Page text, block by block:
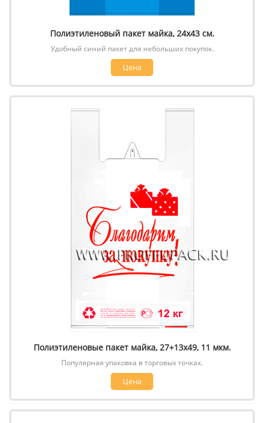
Полиэтиленовый пакет майка, 24х43 см.
Удобный синий пакет для небольших покупок.
Цена
Полиэтиленовые пакет майка, 27+13х49, 11 мкм.
Популярная упаковка в торговых точках.
Цена